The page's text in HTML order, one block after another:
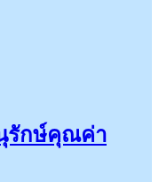
รักษ์คุณค่า